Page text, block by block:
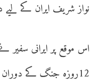
نواز شریف ایران کے
اس موقع پر ایرانی سفیر
12روزہ جنگ کے دوران